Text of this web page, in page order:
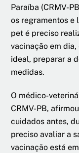
Paraíba (CRMV-
os regramentos e
pet é preciso
vacinação em
ideal, preparar a
medidas.
O médico-
CRMV-PB,
cuidados antes,
preciso avaliar a
vacinação está